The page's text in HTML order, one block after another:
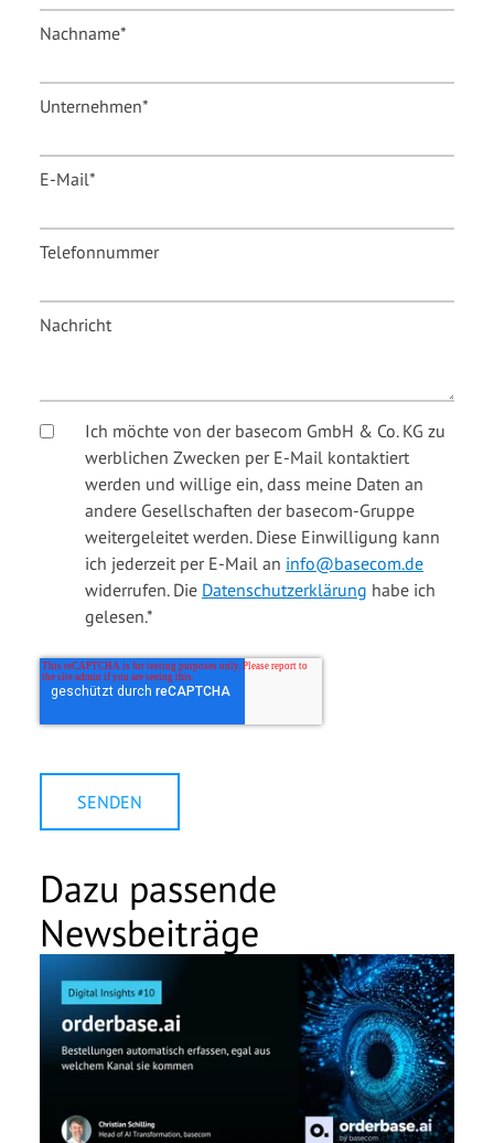
Nachname*
Unternehmen*
E-Mail*
Telefonnummer
Nachricht
Ich möchte von der basecom GmbH & Co. KG zu
werblichen Zwecken per E-Mail kontaktiert
werden und willige ein, dass meine Daten an
andere Gesellschaften der basecom-Gruppe
weitergeleitet werden. Diese Einwilligung kann
ich jederzeit per E-Mail an info@basecom.de
widerrufen. Die Datenschutzerklärung habe ich
gelesen.*
Dazu passende
Newsbeiträge